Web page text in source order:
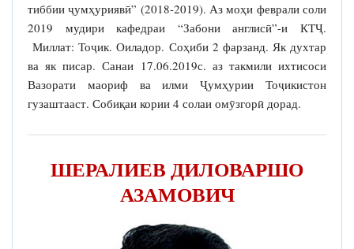
тиббии ҷумҳуриявӣ” (2018-2019). Аз моҳи феврали соли
2019 мудири кафедраи “Забони англисӣ”-и КТҶ.
Миллат: Тоҷик. Оиладор. Соҳиби 2 фарзанд. Як духтар
ва як писар. Санаи 17.06.2019с. аз такмили ихтисоси
Вазорати маориф ва илми Ҷумҳурии Тоҷикистон
гузаштааст. Собиқаи кории 4 солаи омӯзгорӣ дорад.
ШЕРАЛИЕВ ДИЛОВАРШО
АЗАМОВИЧ